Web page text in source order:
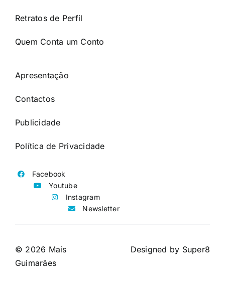
Retratos de Perfil
Quem Conta um Conto
Apresentação
Contactos
Publicidade
Política de Privacidade
Facebook
Youtube
Instagram
Newsletter
© 2026 Mais
Guimarães
Designed by Super8